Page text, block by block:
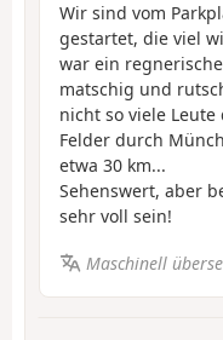
Wir sind vom
gestartet, die viel
war ein
matschig und
nicht so viele
Felder durch
etwa 30 km...
Sehenswert, aber
sehr voll sein!
Maschinell